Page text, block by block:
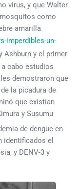
virus, y que Walter
como
amarilla
imperdibles-un-
Ashburn y el primer
cabo estudios
demostraron que
la picadura de
que existían
y Susumu
de dengue en
identificados el
y DENV-3 y